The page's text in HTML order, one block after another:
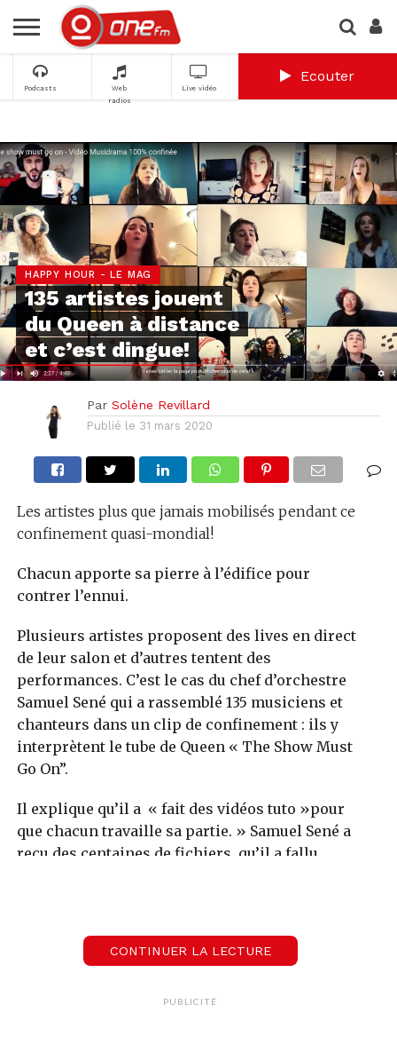
Podcasts
Web
radios
Live vidéo
Ecouter
HAPPY HOUR - LE MAG
135 artistes jouent
du Queen à distance
et c’est dingue!
Par Solène Revillard
Publié le 31 mars 2020
Les artistes plus que jamais mobilisés pendant ce
confinement quasi-mondial!
Chacun apporte sa pierre à l’édifice pour
contrer l’ennui.
Plusieurs artistes proposent des lives en direct
de leur salon et d’autres tentent des
performances. C’est le cas du chef d’orchestre
Samuel Sené qui a rassemblé 135 musiciens et
chanteurs dans un clip de confinement : ils y
interprètent le tube de Queen « The Show Must
Go On”.
Il explique qu’il a « fait des vidéos tuto »pour
que chacun travaille sa partie. » Samuel Sené a
reçu des centaines de fichiers, qu’il a fallu
135 artistes jouent du Queen à distance
CONTINUER LA LECTURE
PUBLICITÉ